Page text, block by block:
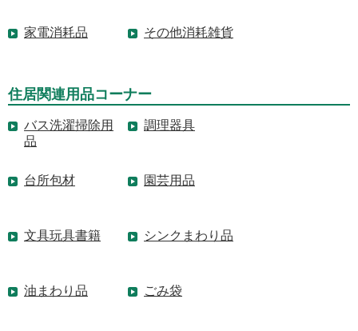
家電消耗品 その他消耗雑貨
住居関連用品コーナー
バス洗濯掃除用
品
調理器具
台所包材 園芸用品
文具玩具書籍 シンクまわり品
油まわり品 ごみ袋